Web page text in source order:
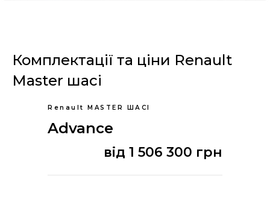
Комплектації та ціни Renault
Master шасі
Advance
Renault MASTER ШАСІ
від 1 506 300 грн